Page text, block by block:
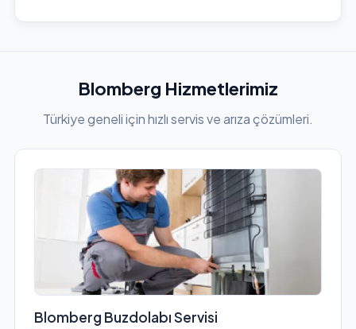
Blomberg Hizmetlerimiz
Türkiye geneli için hızlı servis ve arıza çözümleri.
Blomberg Buzdolabı Servisi